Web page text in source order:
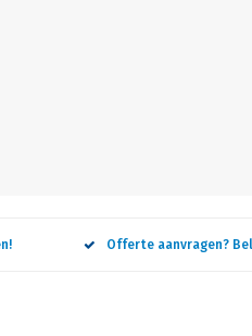
Offerte aanvragen?